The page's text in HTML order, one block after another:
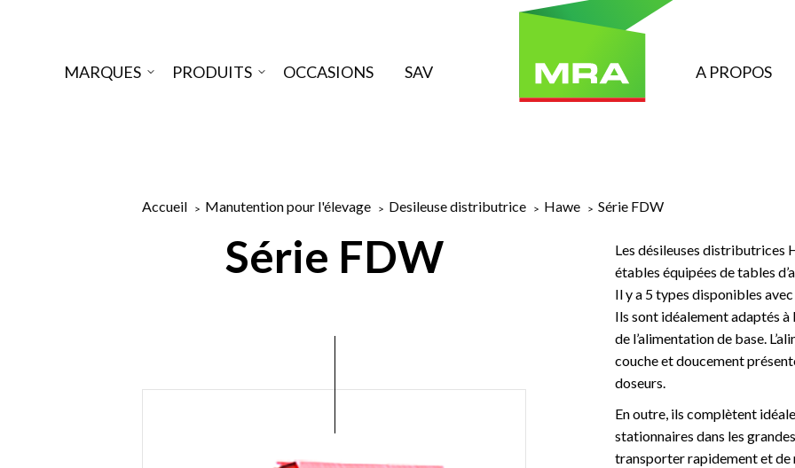
MARQUES PRODUITS OCCASIONS SAV A PROPOS
CUEILLEUR
Accueil Manutention pour l'élevage Desileuse distributrice Hawe Série FDW
Série FDW
Les désileuses distributrices
étables équipées de tables
Il y a 5 types disponibles
Ils sont idéalement adaptés
de l’alimentation de base.
couche et doucement
doseurs.
En outre, ils complètent
stationnaires dans les
transporter rapidement et de